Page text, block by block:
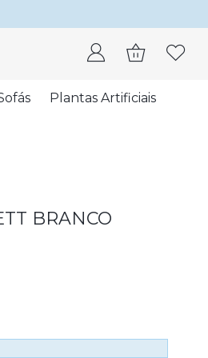
Plantas Artificiais
BRANCO